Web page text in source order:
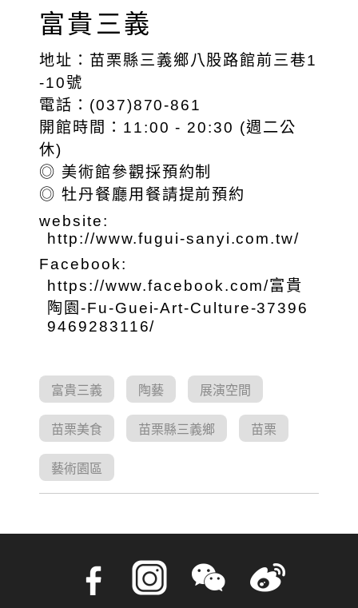
富貴三義
地址：苗栗縣三義鄉八股路館前三巷1
-10號
電話：(037)870-861
開館時間：11:00 - 20:30 (週二公
休)
◎ 美術館參觀採預約制
◎ 牡丹餐廳用餐請提前預約
website:
http://www.fugui-sanyi.com.tw/
Facebook:
https://www.facebook.com/富貴
陶園-Fu-Guei-Art-Culture-37396
9469283116/
富貴三義 陶藝 展演空間
苗栗美食 苗栗縣三義鄉 苗栗
藝術園區